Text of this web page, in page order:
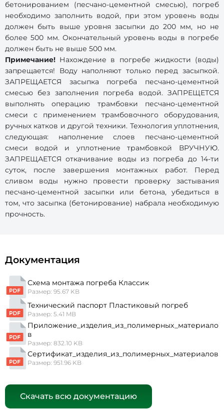
бетонированием (песчано-цементной смесью), погреб
необходимо заполнить водой, при этом уровень воды
должен быть выше уровня засыпки до 200 мм, но не
более 500 мм. Окончательный уровень воды в погребе
должен быть не выше 500 мм.
Примечание! Нахождение в погребе жидкости (воды)
запрещается! Воду наполняют только перед засыпкой.
ЗАПРЕЩАЕТСЯ засыпка погреба песчано-цементной
смесью без заполнения погреба водой. ЗАПРЕЩЕТСЯ
выполнять операцию трамбовки песчано-цементной
смеси с применением трамбовочного оборудования,
ручных катков и другой техники. Технология уплотнения,
следующая: наполнение слоев песчано-цементной
смеси водой и уплотнение трамбовкой ВРУЧНУЮ.
ЗАПРЕЩАЕТСЯ откачивание воды из погреба до 14-ти
суток, после завершения монтажных работ. Перед
сливом воды нужно провести проверку застывания
песчано-цементной засыпки или бетона, убедиться в
том, что засыпка (бетонирование) набрала необходимую
прочность.
Документация
Схема монтажа погреба Классик
Размер: 95.67 KB
Технический паспорт Пластиковый погреб
Размер: 5.41 MB
Приложение_изделия_из_полимерных_материало
в
Размер: 832.10 KB
Сертификат_изделия_из_полимерных_материалов
Размер: 951.96 KB
Скачать всю документацию